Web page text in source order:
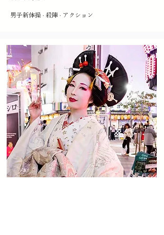
男子新体操 · 殺陣 · アクション